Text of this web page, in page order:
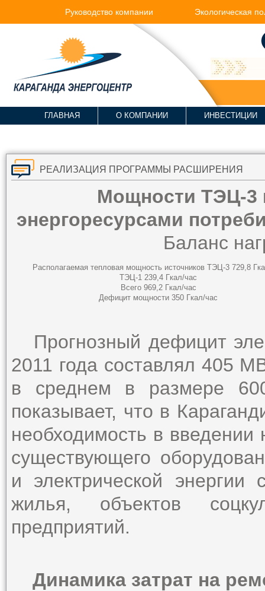
Руководство компании Экологическая
ГЛАВНАЯ О КОМПАНИИ ИНВЕСТИЦИИ
РЕАЛИЗАЦИЯ ПРОГРАММЫ РАСШИРЕНИЯ
Мощности ТЭЦ-3
энергоресурсами
Баланс
Располагаемая тепловая мощность источников ТЭЦ-3 729,8
ТЭЦ-1 239,4 Гкал/час
Всего 969,2 Гкал/час
Дефицит мощности 350 Гкал/час
Прогнозный дефицит
2011 года составлял 405
в среднем в размере
показывает, что в
необходимость в
существующего
и электрической энергии
жилья, объектов
предприятий.
Динамика затрат на